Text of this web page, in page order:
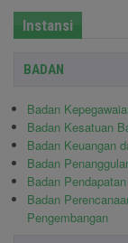
Instansi
BADAN
Badan
Badan Kesatuan
Badan Keuangan
Badan
Badan
Badan
Pengembangan